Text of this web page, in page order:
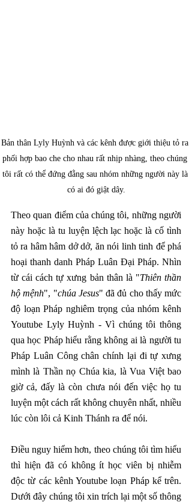
Bản thân Lyly Huỳnh và các kênh được giới thiệu tỏ ra
phối hợp bao che cho nhau rất nhịp nhàng, theo chúng
tôi rất có thể đứng đằng sau nhóm những người này là
có ai đó giật dây.
Theo quan điểm của chúng tôi, những người
này hoặc là tu luyện lệch lạc hoặc là cố tình
tỏ ra hâm hâm dở dở, ăn nói linh tinh để phá
hoại thanh danh Pháp Luân Đại Pháp. Nhìn
từ cái cách tự xưng bản thân là "Thiên thần
hộ mệnh", "chúa Jesus" đã đủ cho thấy mức
độ loạn Pháp nghiêm trọng của nhóm kênh
Youtube Lyly Huỳnh - Vì chúng tôi thông
qua học Pháp hiểu rằng không ai là người tu
Pháp Luân Công chân chính lại đi tự xưng
mình là Thần nọ Chúa kia, là Vua Việt bao
giờ cả, đấy là còn chưa nói đến việc họ tu
luyện một cách rất không chuyên nhất, nhiều
lúc còn lôi cả Kinh Thánh ra để nói.
Điều nguy hiểm hơn, theo chúng tôi tìm hiểu
thì hiện đã có không ít học viên bị nhiễm
độc từ các kênh Youtube loạn Pháp kể trên.
Dưới đây chúng tôi xin trích lại một số thông